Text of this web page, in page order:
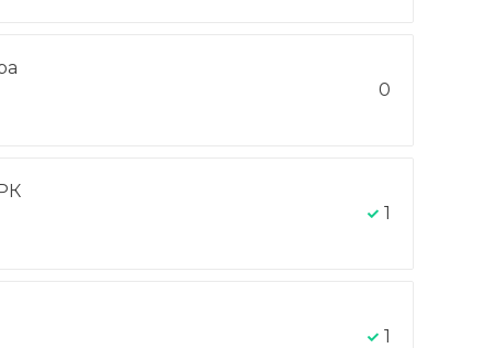
0
1
1